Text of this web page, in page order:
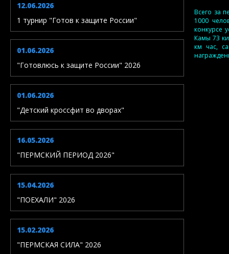
12.06.2026
1 турнир "Готов к защите России"
01.06.2026
"Готовлюсь к защите России" 2026
01.06.2026
"Детский кроссфит во дворах"
16.05.2026
"ПЕРМСКИЙ ПЕРИОД 2026"
15.04.2026
"ПОЕХАЛИ" 2026
15.02.2026
"ПЕРМСКАЯ СИЛА" 2026
Всего за
1000
конкурсе
Камы 73
км час,